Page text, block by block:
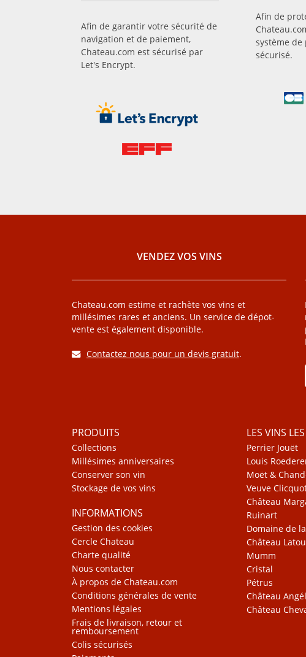
Afin de garantir votre sécurité de
navigation et de paiement,
Chateau.com est sécurisé par
Let's Encrypt.
Afin de
système
sécurisé.
VENDEZ VOS VINS
Chateau.com estime et rachète vos vins et
millésimes rares et anciens. Un service de dépot-
vente est également disponible.
Contactez nous pour un devis gratuit.
PRODUITS
Collections
Millésimes anniversaires
Conserver son vin
Stockage de vos vins
INFORMATIONS
Gestion des cookies
Cercle Chateau
Charte qualité
Nous contacter
À propos de Chateau.com
Conditions générales de vente
Mentions légales
Frais de livraison, retour et
remboursement
Colis sécurisés
LES VINS
Perrier Jouët
Louis
Moët &
Veuve
Château
Ruinart
Domaine de
Château
Mumm
Cristal
Pétrus
Château
Château